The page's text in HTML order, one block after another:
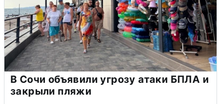
В Сочи объявили угрозу атаки БПЛА и
закрыли пляжи